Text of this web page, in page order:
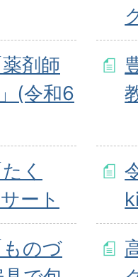
剤師
(令和6
く
ート
のづ